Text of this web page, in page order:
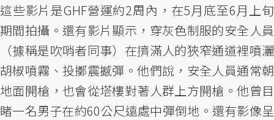
這些影片是GHF營運約2周內，在5月底至6月上旬
期間拍攝。還有影片顯示，穿灰色制服的安全人員
（據稱是吹哨者同事）在擠滿人的狹窄通道裡噴灑
胡椒噴霧、投擲震撼彈。他們說，安全人員通常朝
地面開槍，也會從塔樓對著人群上方開槍。他曾目
睹一名男子在約60公尺遠處中彈倒地。還有影像呈